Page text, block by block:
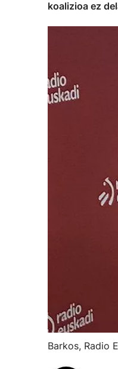
koalizioa ez
Barkos, Radio